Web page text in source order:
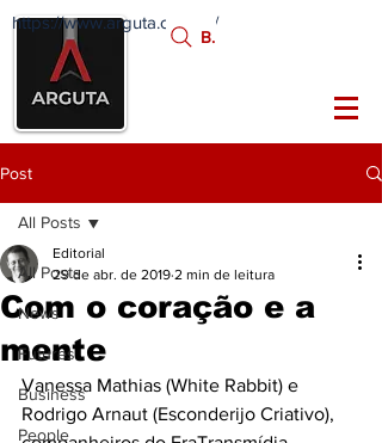
FATOS
https://www.arguta.com.br/
Busca:
Post
All Posts
News
Futures
Business
People
All Posts
Com o coração e a
mente
Editorial
29 de abr. de 2019 2 min de leitura
Vanessa Mathias (White Rabbit) e
Rodrigo Arnaut (Esconderijo Criativo),